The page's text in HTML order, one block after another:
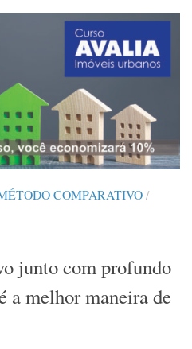
COMPARATIVO/
junto com profundo
a melhor maneira de